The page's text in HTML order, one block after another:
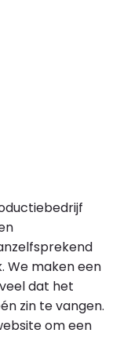
We maken een
dat het
zin te vangen.
om een